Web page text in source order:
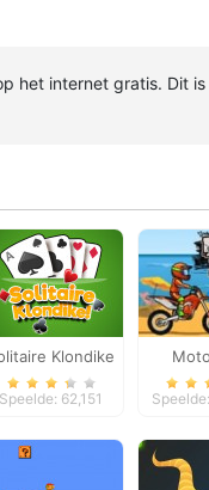
het internet gratis. Dit
Klondike
Speelde: 62,151